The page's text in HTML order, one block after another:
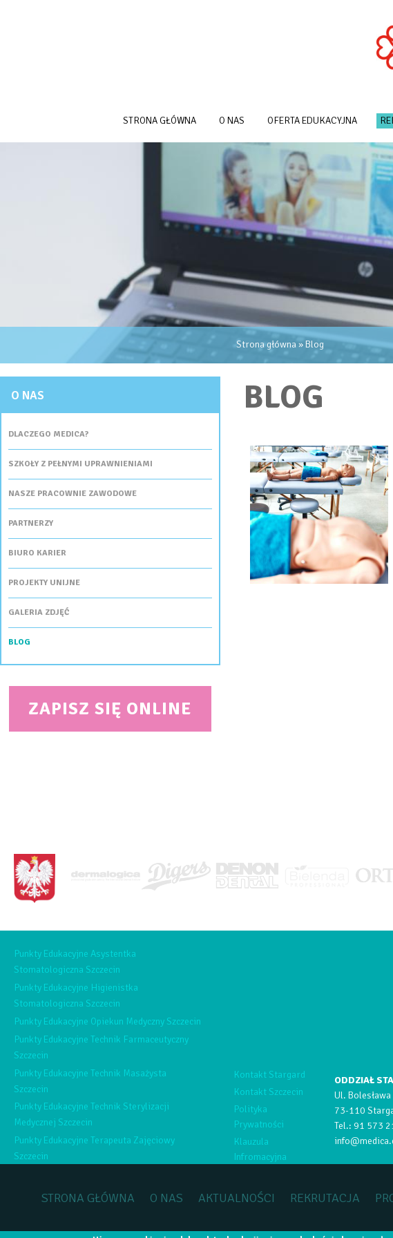
STRONA GŁÓWNA O NAS OFERTA EDUKACYJNA
Strona główna» Blog
O NAS
DLACZEGO MEDICA?
SZKOŁY Z PEŁNYMI UPRAWNIENIAMI
NASZE PRACOWNIE ZAWODOWE
PARTNERZY
BIURO KARIER
PROJEKTY UNIJNE
GALERIA ZDJĘĆ
BLOG
ZAPISZ SIĘ ONLINE
BLOG
Punkty Edukacyjne Asystentka
Stomatologiczna Szczecin
Punkty Edukacyjne Higienistka
Stomatologiczna Szczecin
Punkty Edukacyjne Opiekun Medyczny Szczecin
Punkty Edukacyjne Technik Farmaceutyczny
Szczecin
Punkty Edukacyjne Technik Masażysta
Szczecin
Punkty Edukacyjne Technik Sterylizacji
Medycznej Szczecin
Punkty Edukacyjne Terapeuta Zajęciowy
Szczecin
Kontakt Stargard
Kontakt Szczecin
Polityka
Prywatności
Klauzula
Infromacyjna
ODDZIAŁ
Ul.
73-110
Tel.: 91 573
STRONA GŁÓWNA O NAS AKTUALNOŚCI REKRUTACJA